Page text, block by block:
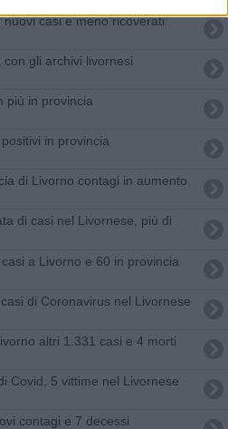
casi e meno ricoverati
con gli archivi livornesi
più in provincia
in provincia
di Livorno contagi in aumento
di casi nel Livornese, più di
a Livorno e 60 in provincia
di Coronavirus nel Livornese
altri 1.331 casi e 4 morti
Covid, 5 vittime nel Livornese
contagi e 7 decessi